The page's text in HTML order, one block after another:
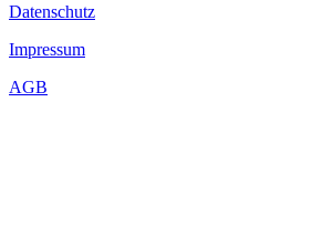
Datenschutz
Impressum
AGB